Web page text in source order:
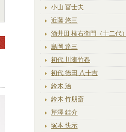
小山 冨士夫
近藤 悠三
酒井田 柿右衛門（十二代）
島岡 達三
初代 川瀬竹春
初代 徳田 八十吉
鈴木 治
鈴木 竹朋斎
芹澤 銈介
塚本 快示